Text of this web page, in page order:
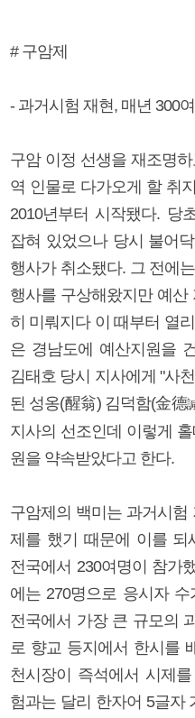
# 구암제
- 과거시험 재현, 매년 300
구암 이정 선생을 재조명
역 인물로 다가오게 할 취
2010년부터 시작됐다. 당
잡혀 있었으나 당시 불어
행사가 취소됐다. 그 전에
행사를 구상해왔지만 예산
히 미뤄지다 이 때부터 열
은 경남도에 예산지원을
김태호 당시 지사에게 "사
된 성옹(醒翁) 김덕함(金德
지사의 선조인데 이렇게
원을 약속받았다고 한다.
구암제의 백미는 과거시
제를 했기 때문에 이를 되
전국에서 230여명이 참가
에는 270명으로 응시자
전국에서 가장 큰 규모의
로 향교 등지에서 한시를
천시장이 즉석에서 시제
험과는 달리 한자어 5글자